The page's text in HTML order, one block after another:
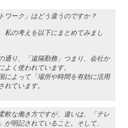
ワーク」はどう違うのですか？
私の考えを以下にまとめてみまし
通り、「遠隔勤務」つまり、会社か
よく使われています。
によって「場所や時間を有効に活用
れています。
軟な働き方ですが、違いは、「テレ
が明記されていること。そして、